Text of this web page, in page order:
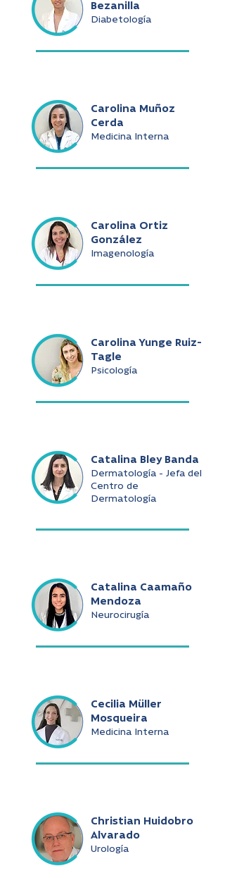
Bezanilla
Diabetología
Carolina Muñoz
Cerda
Medicina Interna
Carolina Ortiz
González
Imagenología
Carolina Yunge Ruiz-
Tagle
Psicología
Catalina Bley Banda
Dermatología - Jefa del
Centro de
Dermatología
Catalina Caamaño
Mendoza
Neurocirugía
Cecilia Müller
Mosqueira
Medicina Interna
Christian Huidobro
Alvarado
Urología